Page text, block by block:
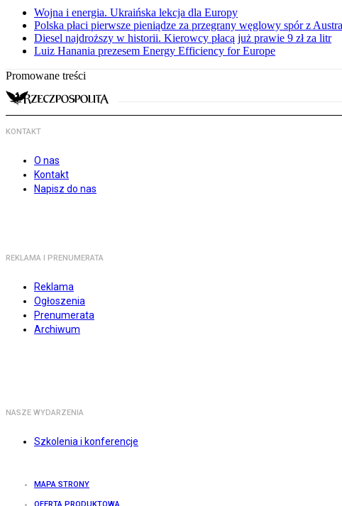
Wojna i energia. Ukraińska lekcja dla Europy
Polska płaci pierwsze pieniądze za przegrany węglowy spór z
Diesel najdroższy w historii. Kierowcy płacą już prawie 9 zł za litr
Luiz Hanania prezesem Energy Efficiency for Europe
Promowane treści
KONTAKT
O nas
Kontakt
Napisz do nas
REKLAMA I PRENUMERATA
Reklama
Ogłoszenia
Prenumerata
Archiwum
NASZE WYDARZENIA
Szkolenia i konferencje
MAPA STRONY